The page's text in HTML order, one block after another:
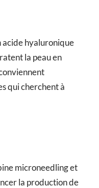
acide hyaluronique
la peau en
qui cherchent à
microneedling et
la production de